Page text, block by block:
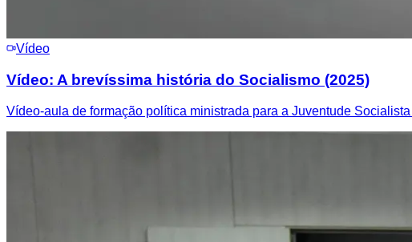
Vídeo
Vídeo: A brevíssima história do Socialismo (2025)
Vídeo-aula de formação política ministrada para a Juventude